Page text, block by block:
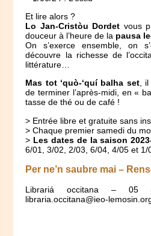
Et lire alors ?
Lo Jan-Cristòu Dordet vous
douceur à l’heure de la pausa
On s’exerce ensemble, on
découvre la richesse de
littérature…
Mas tot ‘quò-‘quí balha set, il
de terminer l’après-midi, en «
tasse de thé ou de café !
> Entrée libre et gratuite sans
> Chaque premier samedi du
> Les dates de la saison
6/01, 3/02, 2/03, 6/04, 4/05 et 1/
Per ne’n saubre mai –
Librariá occitana –
libraria.occitana@ieo-